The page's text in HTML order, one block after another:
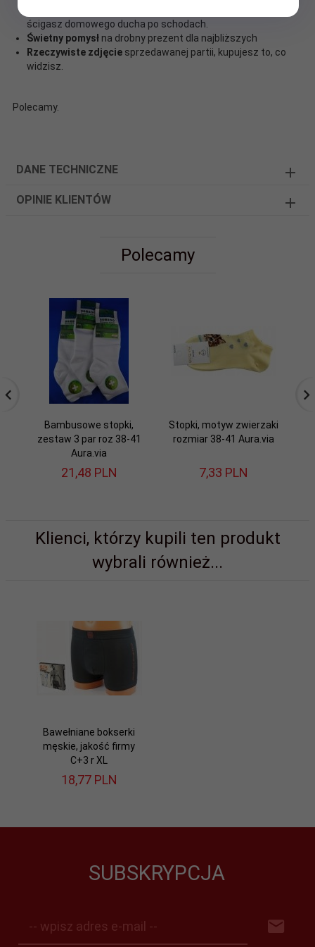
ścigasz domowego ducha po schodach.
Świetny pomysł na drobny prezent dla najbliższych
Rzeczywiste zdjęcie sprzedawanej partii, kupujesz to, co
widzisz.
Polecamy.
DANE TECHNICZNE
OPINIE KLIENTÓW
Polecamy
Bambusowe stopki,
zestaw 3 par roz 38-41
Aura.via
21,48 PLN
Stopki, motyw zwierzaki
rozmiar 38-41 Aura.via
7,33 PLN
Klienci, którzy kupili ten produkt
wybrali również...
Bawełniane bokserki
męskie, jakość firmy
C+3 r XL
18,77 PLN
SUBSKRYPCJA
-- wpisz adres e-mail --